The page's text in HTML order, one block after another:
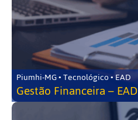
Piumhi-MG • Tecnológico • EAD
Gestão Financeira – EAD